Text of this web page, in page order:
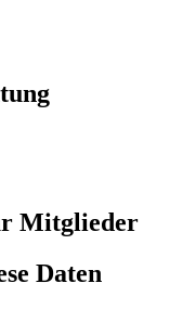
Mitglieder
Daten